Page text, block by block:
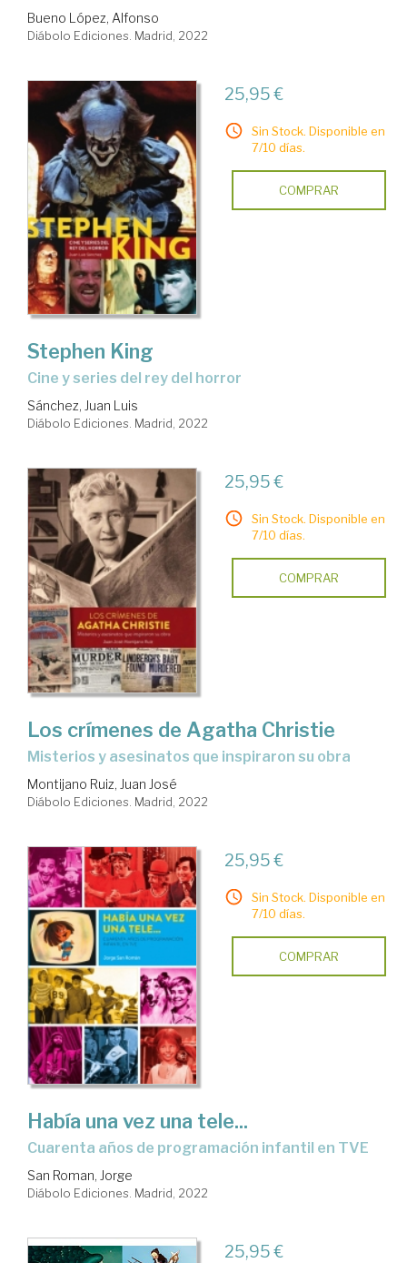
Bueno López, Alfonso
Diábolo Ediciones. Madrid, 2022
25,95 €
Sin Stock. Disponible en
7/10 días.
COMPRAR
Stephen King
Cine y series del rey del horror
Sánchez, Juan Luis
Diábolo Ediciones. Madrid, 2022
25,95 €
Sin Stock. Disponible en
7/10 días.
COMPRAR
Los crímenes de Agatha Christie
misterios y asesinatos que inspiraron su obra
Montijano Ruiz, Juan José
Diábolo Ediciones. Madrid, 2022
25,95 €
Sin Stock. Disponible en
7/10 días.
COMPRAR
Había una vez una tele...
cuarenta años de programación infantil en TVE
San Roman, Jorge
Diábolo Ediciones. Madrid, 2022
25,95 €